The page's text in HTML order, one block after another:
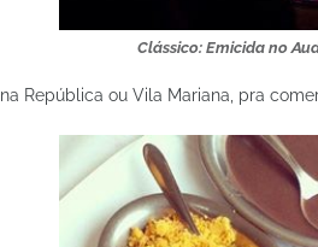
Clássico: Emicida no
, na República ou Vila Mariana, pra